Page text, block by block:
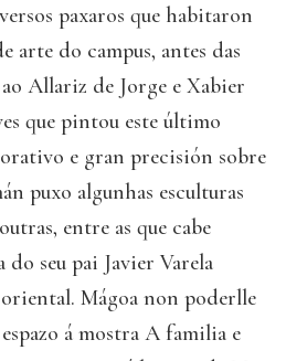
paxaros que habitaron
arte do campus, antes das
Allariz de Jorge e Xabier
que pintou este último
e gran precisión sobre
puxo algunhas esculturas
entre as que cabe
do seu pai Javier Varela
Mágoa non poderlle
á mostra A familia e